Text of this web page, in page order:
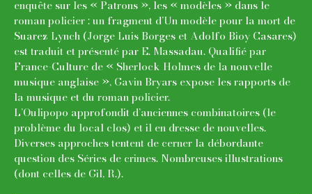
enquête sur les « Patrons », les « modèles » dans le
roman policier : un fragment d’Un modèle pour la mort de
Suarez Lynch (Jorge Luis Borges et Adolfo Bioy Casares)
est traduit et présenté par E. Massadau. Qualifié par
France-Culture de « Sherlock Holmes de la nouvelle
musique anglaise », Gavin Bryars expose les rapports de
la musique et du roman policier.
L’Oulipopo approfondit d’anciennes combinatoires (le
problème du local clos) et il en dresse de nouvelles.
Diverses approches tentent de cerner la débordante
question des Séries de crimes. Nombreuses illustrations
(dont celles de Gil, R.).